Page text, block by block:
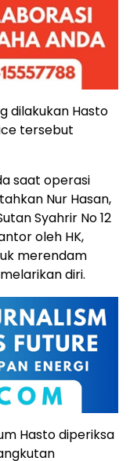
dilakukan Hasto
tersebut
saat operasi
Nur Hasan,
Syahrir No 12
oleh HK,
merendam
diri.
Hasto diperiksa